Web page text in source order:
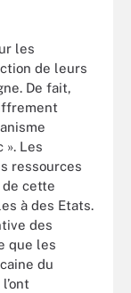
les
de leurs
De fait,
». Les
ressources
de cette
à des Etats.
des
que les
du